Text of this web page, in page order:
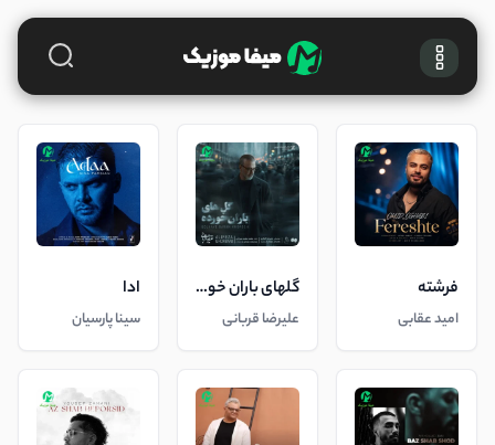
فرشته
امید عقابی
گلهای باران خورده
علیرضا قربانی
ادا
سینا پارسیان